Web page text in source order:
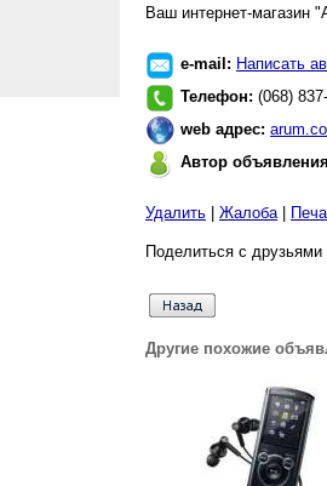
Ваш интернет-магазин
e-mail: Написать
Телефон: (068)
web адрес:
Автор
Удалить Жалоба|
Поделиться с
Другие похожие